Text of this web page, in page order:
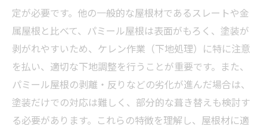
定が必要です。他の一般的な屋根材であるスレートや金
属屋根と比べて、パミール屋根は表面がもろく、塗装が
剥がれやすいため、ケレン作業（下地処理）に特に注意
を払い、適切な下地調整を行うことが重要です。また、
パミール屋根の剥離・反りなどの劣化が進んだ場合は、
塗装だけでの対応は難しく、部分的な葺き替えも検討す
る必要があります。これらの特徴を理解し、屋根材に適